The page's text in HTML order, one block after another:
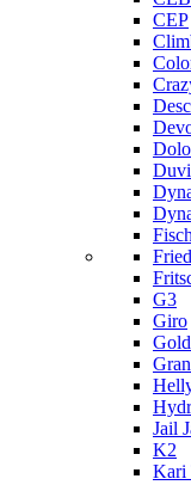
CEP
G3
Giro
Jail
K2
Kari